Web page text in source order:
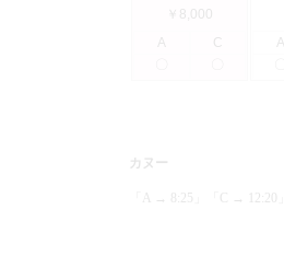
￥8,000
A
C
A
カヌー
「A → 8:25」「C → 12:20」